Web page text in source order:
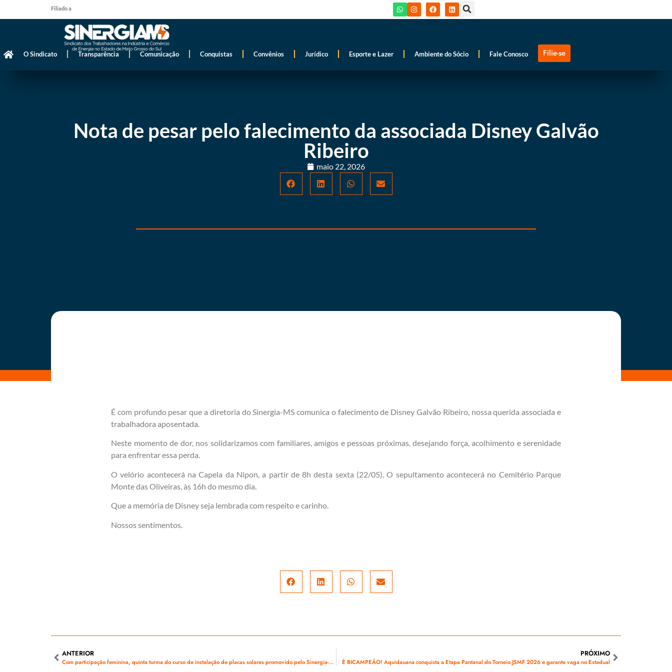
Filiado a
O Sindicato Transparência Comunicação Conquistas Convênios Jurídico Esporte e Lazer Ambiente do Sócio Fale Conosco Filie-se
Nota de pesar pelo falecimento da associada Disney Galvão
Ribeiro
maio 22, 2026
É com profundo pesar que a diretoria do Sinergia-MS comunica o falecimento de Disney Galvão Ribeiro, nossa querida associada e
trabalhadora aposentada.
Neste momento de dor, nos solidarizamos com familiares, amigos e pessoas próximas, desejando força, acolhimento e serenidade
para enfrentar essa perda.
O velório acontecerá na Capela da Nipon, a partir de 8h desta sexta (22/05). O sepultamento acontecerá no Cemitério Parque
Monte das Oliveiras, às 16h do mesmo dia.
Que a memória de Disney seja lembrada com respeito e carinho.
Nossos sentimentos.
ANTERIOR
Com participação feminina, quinta turma do curso de instalação de placas solares promovido pelo Sinergia-MS é concluída
PRÓXIMO
É BICAMPEÃO! Aquidauana conquista a Etapa Pantanal do Torneio JSMF 2026 e garante vaga no Estadual